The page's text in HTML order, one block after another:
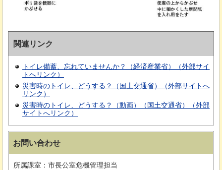
関連リンク
トイレ備蓄、忘れていませんか？（経済産業省）（外部サイ
トへリンク）
災害時のトイレ、どうする？（国土交通省）（外部サイトへ
リンク）
災害時のトイレ、どうする？（動画）（国土交通省）（外部
サイトへリンク）
お問い合わせ
所属課室：市長公室危機管理担当